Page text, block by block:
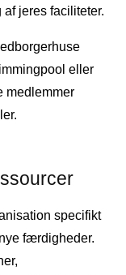
jeres faciliteter.
eller
medlemmer
specifikt
færdigheder.